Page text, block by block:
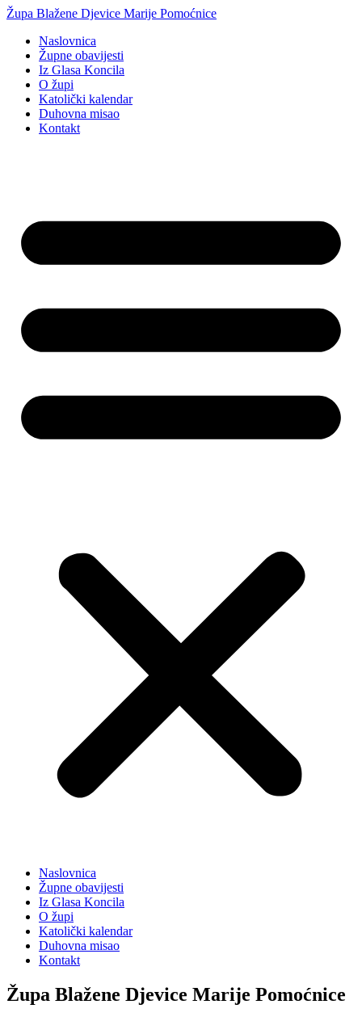
Idi
sadržaj
Župa Blažene Djevice Marije Pomoćnice
Naslovnica
Župne obavijesti
Iz Glasa Koncila
O župi
Katolički kalendar
Duhovna misao
Kontakt
Naslovnica
Župne obavijesti
Iz Glasa Koncila
O župi
Katolički kalendar
Duhovna misao
Kontakt
Župa Blažene Djevice Marije Pomoćnice